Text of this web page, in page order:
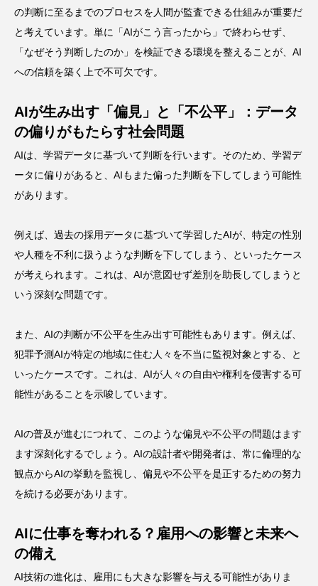
の判断に至るまでのプロセスを人間が監査できる仕組みが重要だ
と考えています。単に「AIがこう言ったから」で終わらせず、
「なぜそう判断したのか」を検証できる環境を整えることが、AI
への信頼を築く上で不可欠です。
AIが生み出す「偏見」と「不公平」：データ
の偏りがもたらす社会問題
AIは、学習データに基づいて判断を行います。そのため、学習デ
ータに偏りがあると、AIもまた偏った判断を下してしまう可能性
があります。
例えば、過去の採用データに基づいて学習したAIが、特定の性別
や人種を不利に扱うような判断を下してしまう、といったケース
が考えられます。これは、AIが意図せず差別を助長してしまうと
いう深刻な問題です。
また、AIの判断が不公平を生み出す可能性もあります。例えば、
犯罪予測AIが特定の地域に住む人々を不当に監視対象とする、と
いったケースです。これは、AIが人々の自由や権利を侵害する可
能性があることを示唆しています。
AIの普及が進むにつれて、このような偏見や不公平の問題はます
ます深刻化するでしょう。AIの設計者や開発者は、常に倫理的な
観点からAIの挙動を監視し、偏見や不公平を是正するための努力
を続ける必要があります。
AIに仕事を奪われる？雇用への影響と未来へ
の備え
AI技術の進化は、雇用にも大きな影響を与える可能性がありま